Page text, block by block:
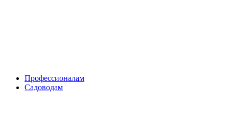
Профессионалам
Садоводам